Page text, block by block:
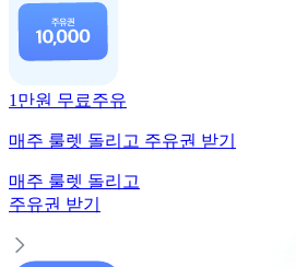
1만원 무료주유
매주 룰렛 돌리고 주유권 받기
매주 룰렛 돌리고
주유권 받기